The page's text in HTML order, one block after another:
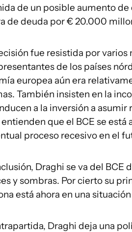
de un posible aumento
de deuda por € 20.000
fue resistida por
de los países
europea aún era
También insisten en la
a la inversión a asumir
que el BCE se
proceso recesivo en el
Draghi se va del BCE
y sombras. Por cierto su
está ahora en una
Draghi deja una